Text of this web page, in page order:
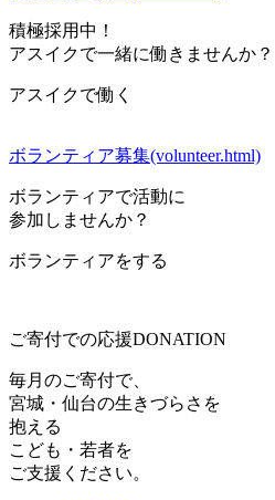
積極採用中！
アスイクで一緒に働きませんか？
アスイクで働く
ボランティア募集(volunteer.html)
ボランティアで活動に
参加しませんか？
ボランティアをする
ご寄付での応援DONATION
毎月のご寄付で、
宮城・仙台の生きづらさを
抱える
こども・若者を
ご支援ください。